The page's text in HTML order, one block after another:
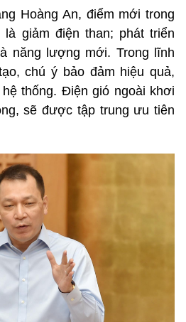
Hoàng An, điểm mới trong
giảm điện than; phát triển
năng lượng mới. Trong lĩnh
chú ý bảo đảm hiệu quả,
thống. Điện gió ngoài khơi
sẽ được tập trung ưu tiên